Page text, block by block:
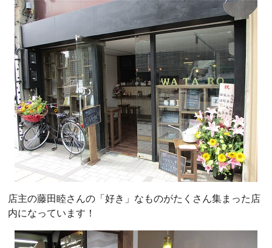
店主の藤田睦さんの「好き」なものがたくさん集まった店
内になっています！